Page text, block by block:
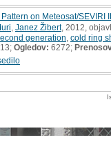
on Meteosat/
Janez Žibert, 2012,
generation cold ring
Ogledov: 6272;